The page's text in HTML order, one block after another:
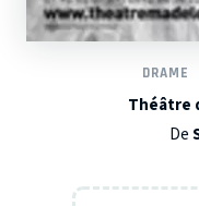
DRAME
Théâtre
De